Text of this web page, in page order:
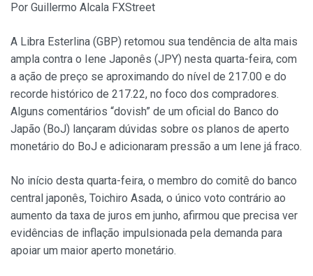
Por Guillermo Alcala FXStreet
A Libra Esterlina (GBP) retomou sua tendência de alta mais
ampla contra o Iene Japonês (JPY) nesta quarta-feira, com
a ação de preço se aproximando do nível de 217.00 e do
recorde histórico de 217.22, no foco dos compradores.
Alguns comentários “dovish” de um oficial do Banco do
Japão (BoJ) lançaram dúvidas sobre os planos de aperto
monetário do BoJ e adicionaram pressão a um Iene já fraco.
No início desta quarta-feira, o membro do comitê do banco
central japonês, Toichiro Asada, o único voto contrário ao
aumento da taxa de juros em junho, afirmou que precisa ver
evidências de inflação impulsionada pela demanda para
apoiar um maior aperto monetário.